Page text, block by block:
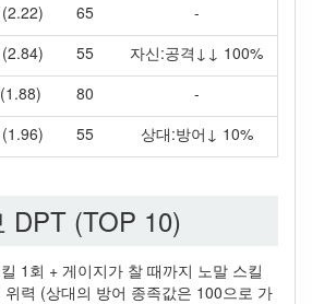
65
-
55
자신:공격↓↓ 100%
80
-
55 상대:방어↓ 10%
DPT (TOP 10)
1회 + 게이지가 찰 때까지 노말 스킬
력 (상대의 방어 종족값은 100으로 가